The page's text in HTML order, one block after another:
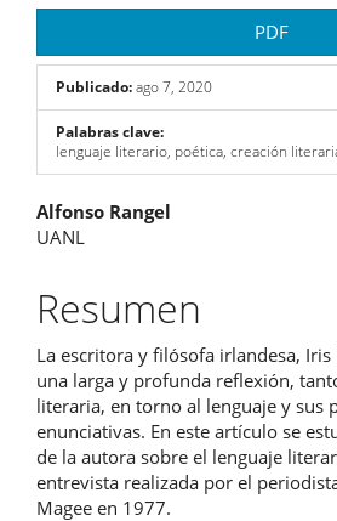
PDF
Publicado:ago 7, 2020
Palabras clave:
lenguaje literario, poética, creación
Contenido
principal
del
artículo
Alfonso Rangel
UANL
Resumen
La escritora y filósofa irlandesa,
una larga y profunda reflexión,
literaria, en torno al lenguaje y sus
enunciativas. En este artículo se
de la autora sobre el lenguaje
entrevista realizada por el
Magee en 1977.